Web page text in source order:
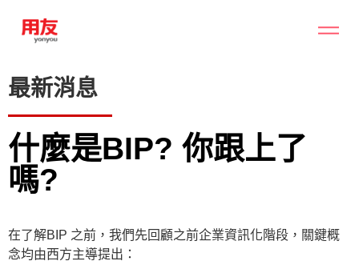
最新消息
什麼是BIP? 你跟上了
嗎?
在了解BIP 之前，我們先回顧之前企業資訊化階段，關鍵概
念均由西方主導提出：